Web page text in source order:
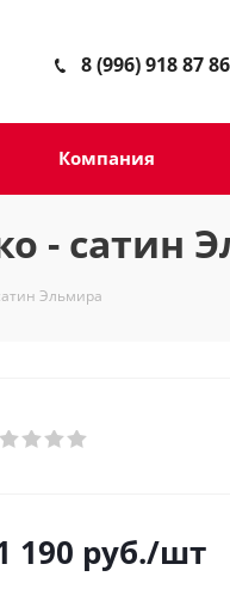
8 (996) 918 87 86
Компания
- сатин
Эльмира
190 руб./шт